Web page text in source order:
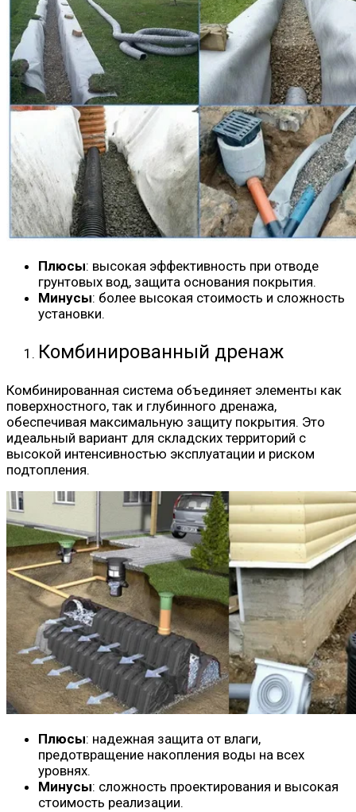
Плюсы: высокая эффективность при отводе
грунтовых вод, защита основания покрытия.
Минусы: более высокая стоимость и сложность
установки.
Комбинированный дренаж
Комбинированная система объединяет элементы как
поверхностного, так и глубинного дренажа,
обеспечивая максимальную защиту покрытия. Это
идеальный вариант для складских территорий с
высокой интенсивностью эксплуатации и риском
подтопления.
Плюсы: надежная защита от влаги,
предотвращение накопления воды на всех
уровнях.
Минусы: сложность проектирования и высокая
стоимость реализации.